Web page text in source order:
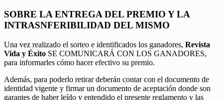
SOBRE LA ENTREGA DEL PREMIO Y LA
INTRASNFERIBILIDAD DEL MISMO
Una vez realizado el sorteo e identificados los ganadores, Revista
Vida y Éxito SE COMUNICARÁ CON LOS GANADORES,
para informarles cómo hacer efectivo su premio.
Además, para poderlo retirar deberán contar con el documento de
identidad vigente y firmar un documento de aceptación donde son
garantes de haber leído y entendido el presente reglamento y las